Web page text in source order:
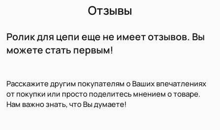
Отзывы
Ролик для цепи еще не имеет отзывов. Вы
можете стать первым!
Расскажите другим покупателям о Ваших впечатлениях
от покупки или просто поделитесь мнением о товаре.
Нам важно знать, что Вы думаете!